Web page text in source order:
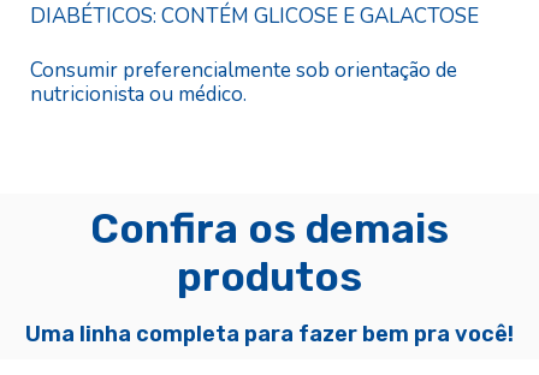
DIABÉTICOS: CONTÉM GLICOSE E GALACTOSE
Consumir preferencialmente sob orientação de
nutricionista ou médico.
Confira os demais
produtos
Uma linha completa para fazer bem pra você!